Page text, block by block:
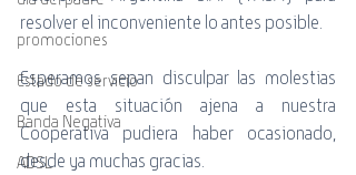
promociones
Estado de servicio
Banda Negativa
ADSL
resolver el inconveniente lo antes posible.
Esperamos sepan disculpar las molestias
que esta situación ajena a nuestra
Cooperativa pudiera haber ocasionado,
desde ya muchas gracias.